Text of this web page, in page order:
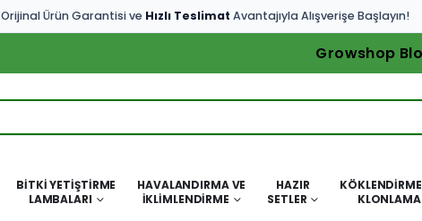
Orijinal Ürün Garantisi ve Hızlı Teslimat Avantajıyla Alışverişe Başlayın!
Growshop
BITKI YETIŞTIRME
LAMBALARI
HAVALANDIRMA VE
İKLIMLENDIRME
HAZIR
SETLER
KLONLAMA